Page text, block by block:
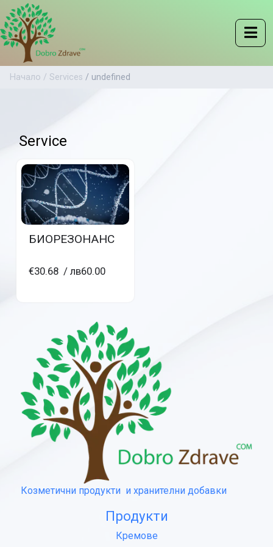
Начало / Services / undefined
Service
БИОРЕЗОНАНС
€30.68 / лв60.00
Козметични продукти и хранителни добавки
Продукти
Кремове